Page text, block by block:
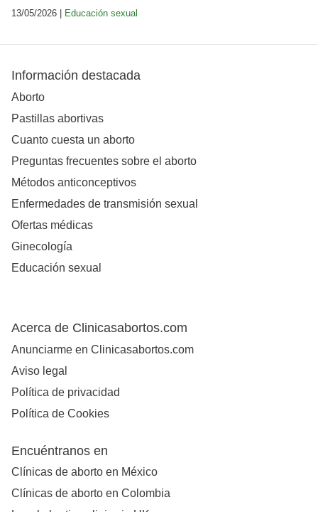
13/05/2026 | Educación sexual
Información destacada
Aborto
Pastillas abortivas
Cuanto cuesta un aborto
Preguntas frecuentes sobre el aborto
Métodos anticonceptivos
Enfermedades de transmisión sexual
Ofertas médicas
Ginecología
Educación sexual
Acerca de Clinicasabortos.com
Anunciarme en Clinicasabortos.com
Aviso legal
Política de privacidad
Política de Cookies
Encuéntranos en
Clínicas de aborto en México
Clínicas de aborto en Colombia